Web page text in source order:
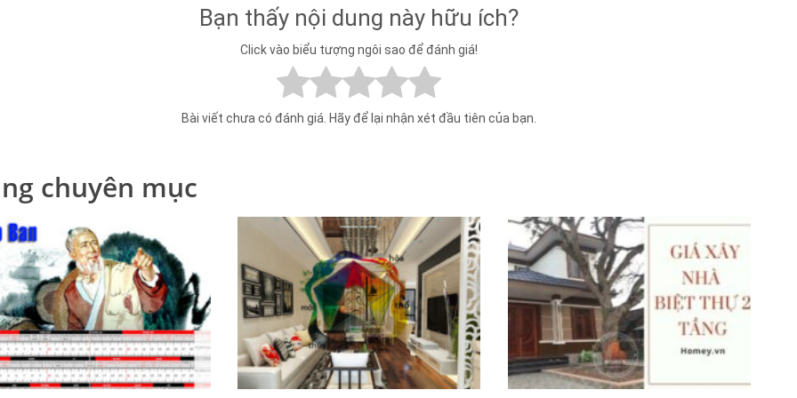
Bạn thấy nội dung này hữu ích?
Click vào biểu tượng ngôi sao để đánh giá!
Bài viết chưa có đánh giá. Hãy để lại nhận xét đầu tiên của bạn.
chuyên mục